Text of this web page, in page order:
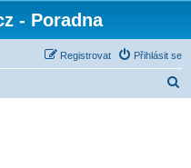
- Poradna
Přihlásit se
Registrovat